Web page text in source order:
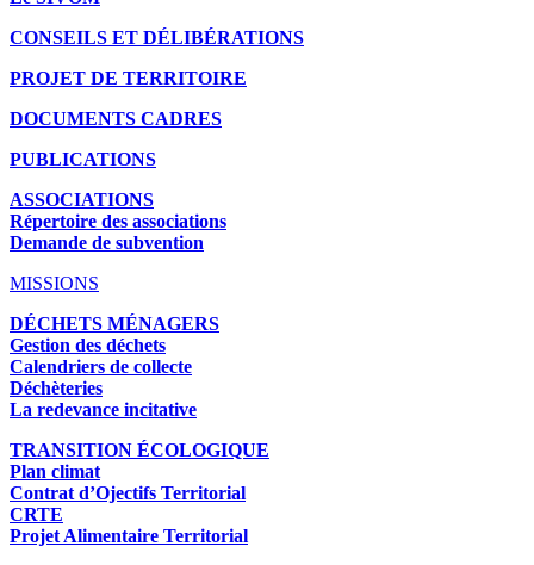
CONSEILS ET DÉLIBÉRATIONS
PROJET DE TERRITOIRE
DOCUMENTS CADRES
PUBLICATIONS
ASSOCIATIONS
Répertoire des associations
Demande de subvention
MISSIONS
DÉCHETS MÉNAGERS
Gestion des déchets
Calendriers de collecte
Déchèteries
La redevance incitative
TRANSITION ÉCOLOGIQUE
Plan climat
Contrat d’Ojectifs Territorial
CRTE
Projet Alimentaire Territorial